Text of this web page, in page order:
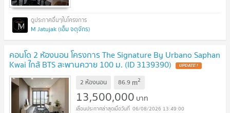
M Jatujak (เอ็ม จตุจักร)
คอนโด 2 ห้องนอน โครงการ The Signature By Urbano Saphan
Kwai ใกล้ BTS สะพานควาย 100 ม. (ID 3139390)
2 ห้องนอน 86.9 m2
13,500,000 บาท
06/08/2026 13:49:00